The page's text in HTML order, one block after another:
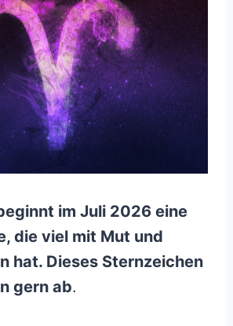
im Juli 2026 eine
die viel mit Mut und
hat. Dieses Sternzeichen
gern ab.